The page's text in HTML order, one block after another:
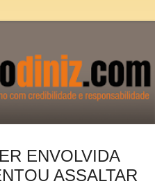
ENVOLVIDA
ASSALTAR